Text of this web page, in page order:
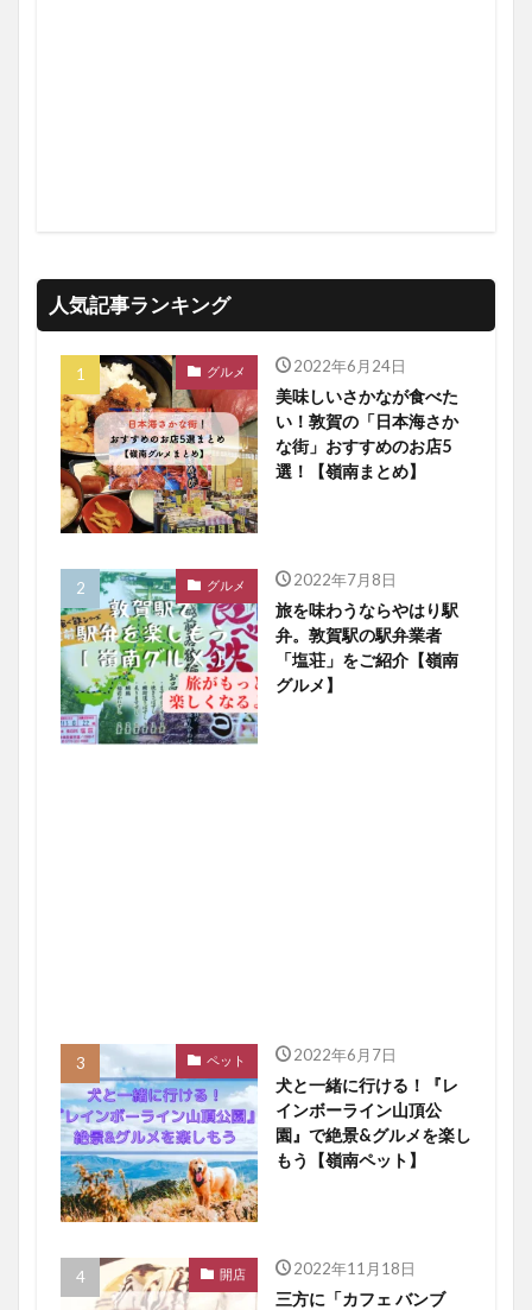
人気記事ランキング
グルメ 2022年6月24日
美味しいさかなが食べた
い！敦賀の「日本海さか
な街」おすすめのお店5
選！【嶺南まとめ】
グルメ 2022年7月8日
旅を味わうならやはり駅
弁。敦賀駅の駅弁業者
「塩荘」をご紹介【嶺南
グルメ】
ペット 2022年6月7日
犬と一緒に行ける！『レ
インボーライン山頂公
園』で絶景&グルメを楽し
もう【嶺南ペット】
開店 2022年11月18日
三方に「カフェ バンブ